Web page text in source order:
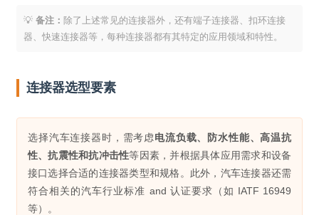
备注： 除了上述常见的连接器外，还有端子连接器、扣环连接
器、快速连接器等，每种连接器都有其特定的应用领域和特性。
连接器选型要素
选择汽车连接器时，需考虑电流负载、防水性能、高温抗
性、抗震性和抗冲击性等因素，并根据具体应用需求和设备
接口选择合适的连接器类型和规格。此外，汽车连接器还需
符合相关的汽车行业标准 and 认证要求（如 IATF 16949
等）。